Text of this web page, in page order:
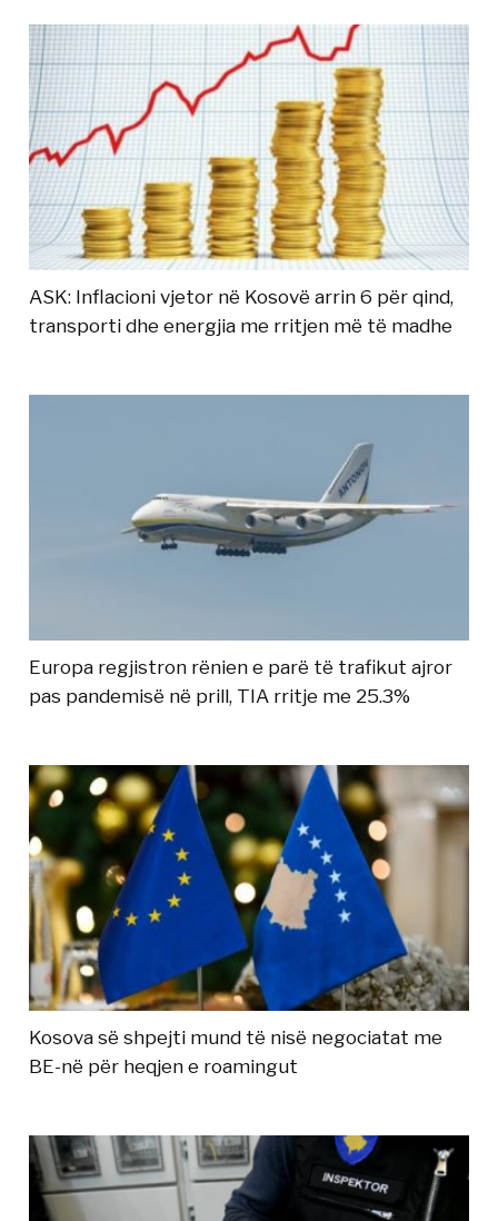
ASK: Inflacioni vjetor në Kosovë arrin 6 për qind,
transporti dhe energjia me rritjen më të madhe
Europa regjistron rënien e parë të trafikut ajror
pas pandemisë në prill, TIA rritje me 25.3%
Kosova së shpejti mund të nisë negociatat me
BE-në për heqjen e roamingut